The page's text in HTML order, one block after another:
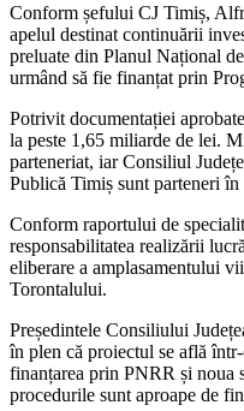
Conform șefului CJ Timiș,
apelul destinat continuării
preluate din Planul Național
urmând să fie finanțat prin
Potrivit documentației
la peste 1,65 miliarde de lei.
parteneriat, iar Consiliul
Publică Timiș sunt parteneri
Conform raportului de
responsabilitatea realizării
eliberare a amplasamentului
Torontalului.
Președintele Consiliului
în plen că proiectul se află
finanțarea prin PNRR și noua
procedurile sunt aproape de